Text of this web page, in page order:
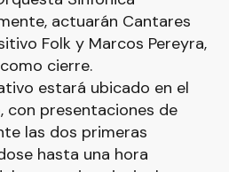
actuarán Cantares
Folk y Marcos Pereyra,
cierre.
estará ubicado en el
presentaciones de
las dos primeras
hasta una hora